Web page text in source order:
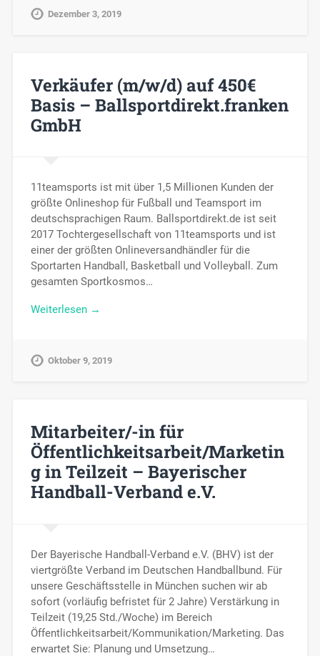
Dezember 3, 2019
Verkäufer (m/w/d) auf 450€
Basis – Ballsportdirekt.franken
GmbH
11teamsports ist mit über 1,5 Millionen Kunden der
größte Onlineshop für Fußball und Teamsport im
deutschsprachigen Raum. Ballsportdirekt.de ist seit
2017 Tochtergesellschaft von 11teamsports und ist
einer der größten Onlineversandhändler für die
Sportarten Handball, Basketball und Volleyball. Zum
gesamten Sportkosmos…
Weiterlesen →
Oktober 9, 2019
Mitarbeiter/-in für
Öffentlichkeitsarbeit/Marketin
g in Teilzeit – Bayerischer
Handball-Verband e.V.
Der Bayerische Handball-Verband e.V. (BHV) ist der
viertgrößte Verband im Deutschen Handballbund. Für
unsere Geschäftsstelle in München suchen wir ab
sofort (vorläufig befristet für 2 Jahre) Verstärkung in
Teilzeit (19,25 Std./Woche) im Bereich
Öffentlichkeitsarbeit/Kommunikation/Marketing. Das
erwartet Sie: Planung und Umsetzung…